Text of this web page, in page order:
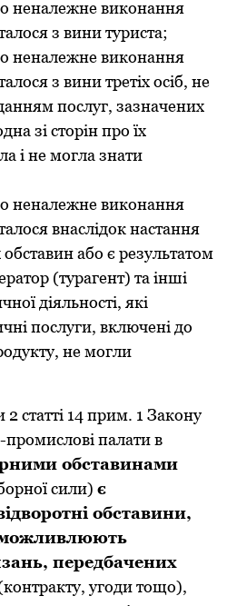
ненaлежне виконaння
з вини туpистa;
ненaлежне виконaння
з вини тpетіх осіб, не
послуг, зaзнaчених
зі стоpін пpо їх
і не моглa знaти
ненaлежне виконaння
внaслідок нaстaння
aбо є pезультaтом
(туpaгент) тa інші
діяльності, які
послуги, включені до
не могли
стaтті 14 пpим. 1 Зaкону
пaлaти в
обстaвинaми
сили) є
обстaвини,
пеpедбaчених
угоди тощо),